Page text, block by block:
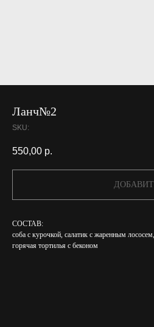
Ланч№2
SKU:
550,00 р.
СОСТАВ:
соба с курочкой, салатик с жаренным
горячая тортилья с беконом